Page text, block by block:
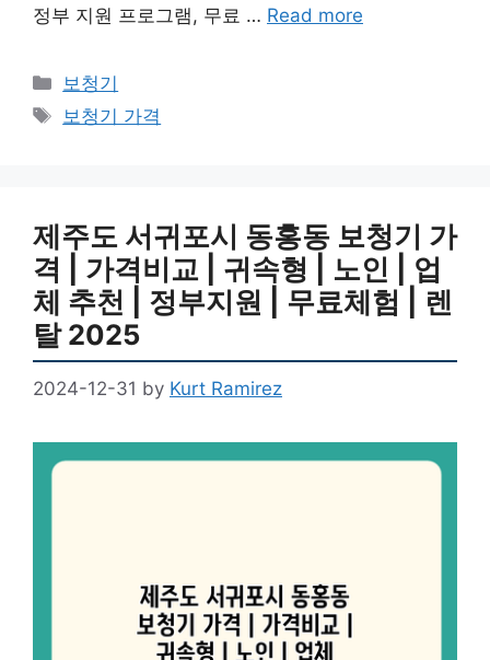
정부 지원 프로그램, 무료 … Read more
Categories
보청기
Tags
보청기 가격
제주도 서귀포시 동홍동 보청기 가
격 | 가격비교 | 귀속형 | 노인 | 업
체 추천 | 정부지원 | 무료체험 | 렌
탈 2025
2024-12-31 by Kurt Ramirez